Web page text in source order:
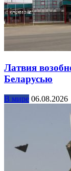
Латвия
Беларусью
В мире 06.08.2026